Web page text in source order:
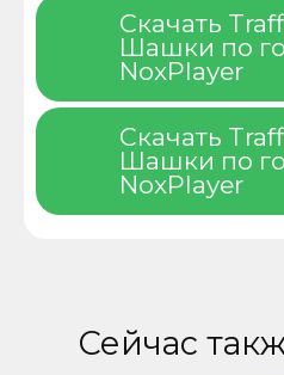
Скачать
Шашки по
NoxPlayer
Скачать
Шашки по
NoxPlayer
Сейчас